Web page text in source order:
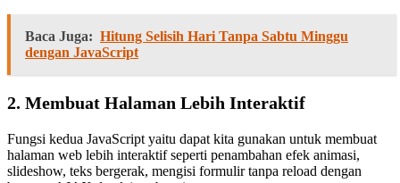
Baca Juga: Hitung Selisih Hari Tanpa Sabtu Minggu
dengan JavaScript
2. Membuat Halaman Lebih Interaktif
Fungsi kedua JavaScript yaitu dapat kita gunakan untuk membuat
halaman web lebih interaktif seperti penambahan efek animasi,
slideshow, teks bergerak, mengisi formulir tanpa reload dengan